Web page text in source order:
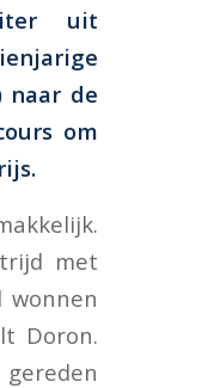
uit
naar de
om
met
wonnen
Doron.